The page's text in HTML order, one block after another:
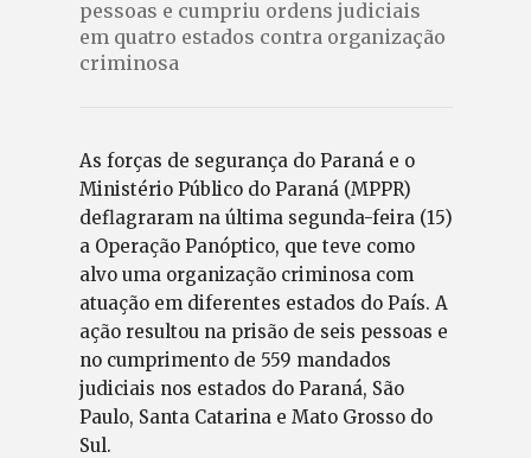
pessoas e cumpriu ordens judiciais
em quatro estados contra organização
criminosa
As forças de segurança do Paraná e o
Ministério Público do Paraná (MPPR)
deflagraram na última segunda-feira (15)
a Operação Panóptico, que teve como
alvo uma organização criminosa com
atuação em diferentes estados do País. A
ação resultou na prisão de seis pessoas e
no cumprimento de 559 mandados
judiciais nos estados do Paraná, São
Paulo, Santa Catarina e Mato Grosso do
Sul.